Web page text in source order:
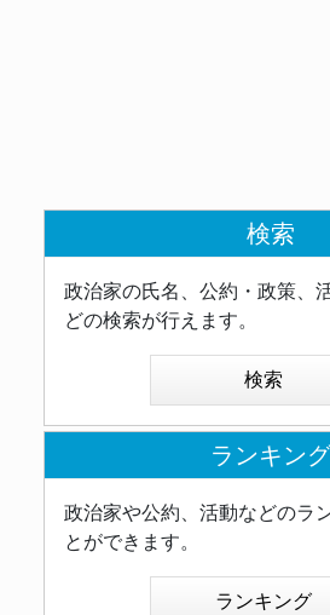
検索
政治家の氏名、公約・政策、
どの検索が行えます。
検索
ランキング
政治家や公約、活動などのラ
とができます。
ランキング